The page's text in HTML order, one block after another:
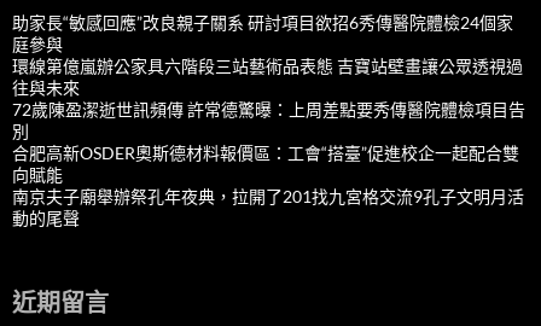
助家長“敏感回應”改良親子關系 研討項目欲招6秀傳醫院體檢24個家
庭參與
環線第億嵐辦公家具六階段三站藝術品表態 吉寶站壁畫讓公眾透視過
往與未來
72歲陳盈潔逝世訊頻傳 許常德驚曝：上周差點要秀傳醫院體檢項目告
別
合肥高新OSDER奧斯德材料報價區：工會“搭臺”促進校企一起配合雙
向賦能
南京夫子廟舉辦祭孔年夜典，拉開了201找九宮格交流9孔子文明月活
動的尾聲
近期留言